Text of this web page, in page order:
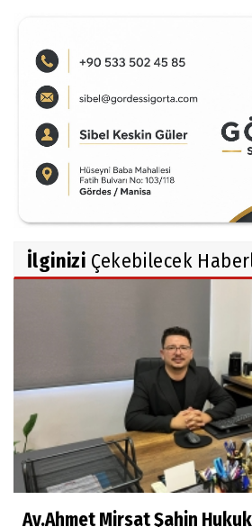
İlginizi Çekebilecek
Av.Ahmet Mirsat Şahin